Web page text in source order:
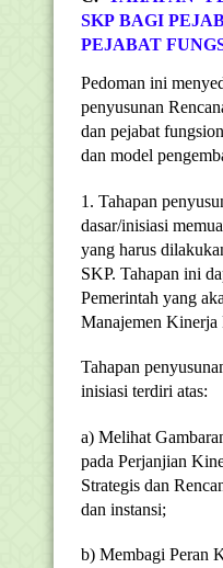
SKP BAGI
PEJABAT
Pedoman ini
penyusunan
dan pejabat
dan model
1. Tahapan
dasar/inisiasi
yang harus
SKP. Tahapan ini
Pemerintah yang
Manajemen Kinerja
Tahapan
inisiasi terdiri atas:
a) Melihat
pada Perjanjian
Strategis dan
dan instansi;
b) Membagi Peran